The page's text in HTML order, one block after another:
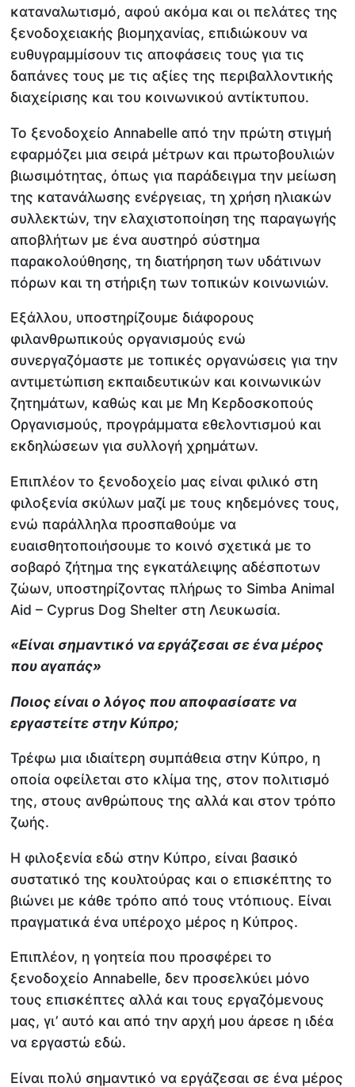
καταναλωτισμό, αφού ακόμα και οι πελάτες της
ξενοδοχειακής βιομηχανίας, επιδιώκουν να
ευθυγραμμίσουν τις αποφάσεις τους για τις
δαπάνες τους με τις αξίες της περιβαλλοντικής
διαχείρισης και του κοινωνικού αντίκτυπου.
Το ξενοδοχείο Annabelle από την πρώτη στιγμή
εφαρμόζει μια σειρά μέτρων και πρωτοβουλιών
βιωσιμότητας, όπως για παράδειγμα την μείωση
της κατανάλωσης ενέργειας, τη χρήση ηλιακών
συλλεκτών, την ελαχιστοποίηση της παραγωγής
αποβλήτων με ένα αυστηρό σύστημα
παρακολούθησης, τη διατήρηση των υδάτινων
πόρων και τη στήριξη των τοπικών κοινωνιών.
Εξάλλου, υποστηρίζουμε διάφορους
φιλανθρωπικούς οργανισμούς ενώ
συνεργαζόμαστε με τοπικές οργανώσεις για την
αντιμετώπιση εκπαιδευτικών και κοινωνικών
ζητημάτων, καθώς και με Μη Κερδοσκοπούς
Οργανισμούς, προγράμματα εθελοντισμού και
εκδηλώσεων για συλλογή χρημάτων.
Επιπλέον το ξενοδοχείο μας είναι φιλικό στη
φιλοξενία σκύλων μαζί με τους κηδεμόνες τους,
ενώ παράλληλα προσπαθούμε να
ευαισθητοποιήσουμε το κοινό σχετικά με το
σοβαρό ζήτημα της εγκατάλειψης αδέσποτων
ζώων, υποστηρίζοντας πλήρως το Simba Animal
Aid – Cyprus Dog Shelter στη Λευκωσία.
«Είναι σημαντικό να εργάζεσαι σε ένα μέρος
που αγαπάς»
Ποιος είναι ο λόγος που αποφασίσατε να
εργαστείτε στην Κύπρο;
Τρέφω μια ιδιαίτερη συμπάθεια στην Κύπρο, η
οποία οφείλεται στο κλίμα της, στον πολιτισμό
της, στους ανθρώπους της αλλά και στον τρόπο
ζωής.
Η φιλοξενία εδώ στην Κύπρο, είναι βασικό
συστατικό της κουλτούρας και ο επισκέπτης το
βιώνει με κάθε τρόπο από τους ντόπιους. Είναι
πραγματικά ένα υπέροχο μέρος η Κύπρος.
Επιπλέον, η γοητεία που προσφέρει το
ξενοδοχείο Annabelle, δεν προσελκύει μόνο
τους επισκέπτες αλλά και τους εργαζόμενους
μας, γι’ αυτό και από την αρχή μου άρεσε η ιδέα
να εργαστώ εδώ.
Είναι πολύ σημαντικό να εργάζεσαι σε ένα μέρος